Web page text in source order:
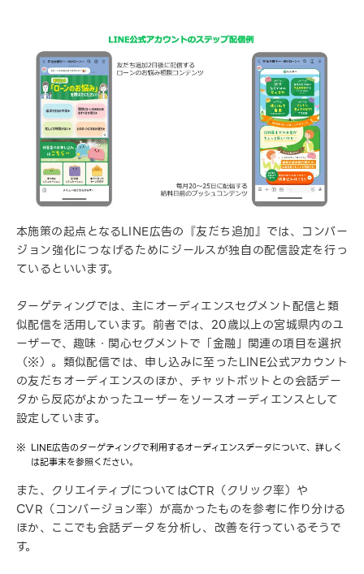
本施策の起点となるLINE広告の『友だち追加』では、コンバー
ジョン強化につなげるためにジールスが独自の配信設定を行っ
ているといいます。
ターゲティングでは、主にオーディエンスセグメント配信と類
似配信を活用しています。前者では、20歳以上の宮城県内のユ
ーザーで、趣味・関心セグメントで「金融」関連の項目を選択
（※）。類似配信では、申し込みに至ったLINE公式アカウント
の友だちオーディエンスのほか、チャットボットとの会話デー
タから反応がよかったユーザーをソースオーディエンスとして
設定しています。
LINE広告のターゲティングで利用するオーディエンスデータについて、詳しく
は記事末を参照ください。
また、クリエイティブについてはCTR（クリック率）や
CVR（コンバージョン率）が高かったものを参考に作り分ける
ほか、ここでも会話データを分析し、改善を行っているそうで
す。